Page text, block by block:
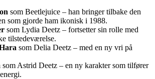
som Beetlejuice – han bringer tilbake den
som gjorde ham ikonisk i 1988.
som Lydia Deetz – fortsetter sin rolle med
tilstedeværelse.
som Delia Deetz – med en ny vri på
som Astrid Deetz – en ny karakter som tilfører